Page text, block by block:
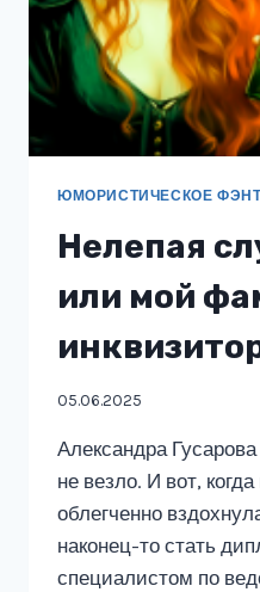
ЮМОРИСТИЧЕСКОЕ
Нелепая
или мой
05.06.2025
Александра
не везло. И вот,
облегченно
наконец-то стать
специалистом по